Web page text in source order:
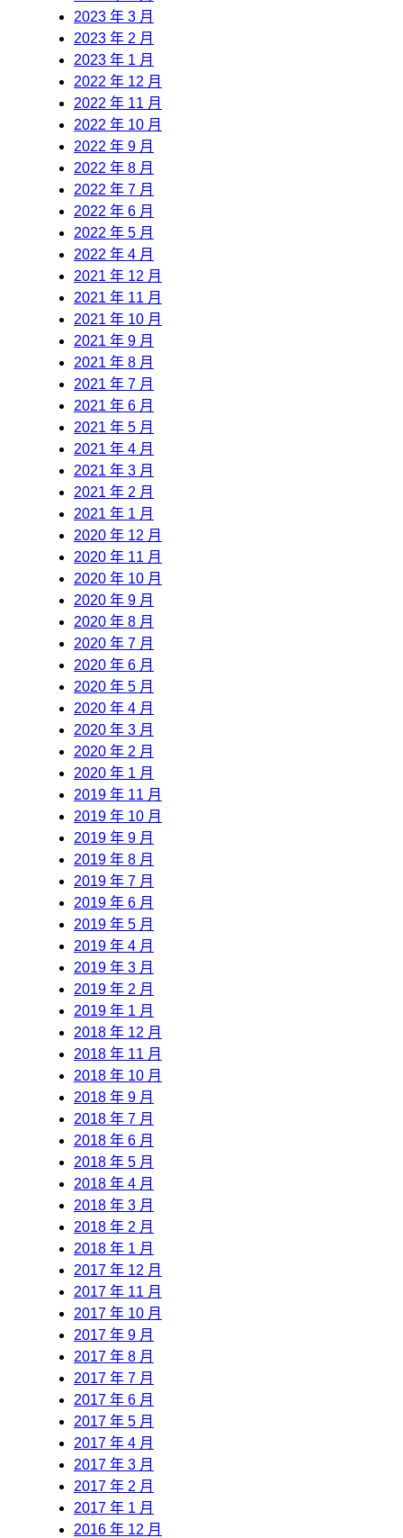
2023 年 3 月
2023 年 2 月
2023 年 1 月
2022 年 12 月
2022 年 11 月
2022 年 10 月
2022 年 9 月
2022 年 8 月
2022 年 7 月
2022 年 6 月
2022 年 5 月
2022 年 4 月
2021 年 12 月
2021 年 11 月
2021 年 10 月
2021 年 9 月
2021 年 8 月
2021 年 7 月
2021 年 6 月
2021 年 5 月
2021 年 4 月
2021 年 3 月
2021 年 2 月
2021 年 1 月
2020 年 12 月
2020 年 11 月
2020 年 10 月
2020 年 9 月
2020 年 8 月
2020 年 7 月
2020 年 6 月
2020 年 5 月
2020 年 4 月
2020 年 3 月
2020 年 2 月
2020 年 1 月
2019 年 11 月
2019 年 10 月
2019 年 9 月
2019 年 8 月
2019 年 7 月
2019 年 6 月
2019 年 5 月
2019 年 4 月
2019 年 3 月
2019 年 2 月
2019 年 1 月
2018 年 12 月
2018 年 11 月
2018 年 10 月
2018 年 9 月
2018 年 7 月
2018 年 6 月
2018 年 5 月
2018 年 4 月
2018 年 3 月
2018 年 2 月
2018 年 1 月
2017 年 12 月
2017 年 11 月
2017 年 10 月
2017 年 9 月
2017 年 8 月
2017 年 7 月
2017 年 6 月
2017 年 5 月
2017 年 4 月
2017 年 3 月
2017 年 2 月
2017 年 1 月
2016 年 12 月